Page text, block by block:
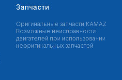
Запчасти
Оригинальные запчасти КAMAZ
Возможные неисправности
двигателей при использовании
неоригинальных запчастей